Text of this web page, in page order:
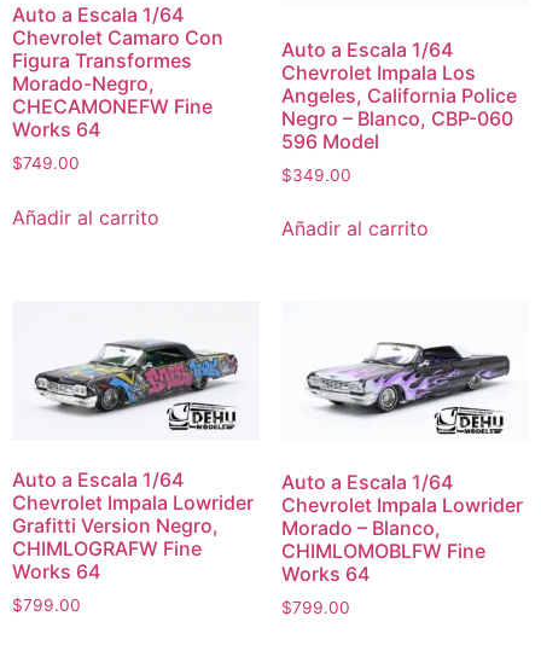
Auto a Escala 1/64
Chevrolet Camaro Con
Figura Transformes
Morado-Negro,
CHECAMONEFW Fine
Works 64
$749.00
Añadir al carrito
Auto a Escala 1/64
Chevrolet Impala Los
Angeles, California Police
Negro – Blanco, CBP-060
596 Model
$349.00
Añadir al carrito
Auto a Escala 1/64
Chevrolet Impala Lowrider
Grafitti Version Negro,
CHIMLOGRAFW Fine
Works 64
$799.00
Auto a Escala 1/64
Chevrolet Impala Lowrider
Morado – Blanco,
CHIMLOMOBLFW Fine
Works 64
$799.00